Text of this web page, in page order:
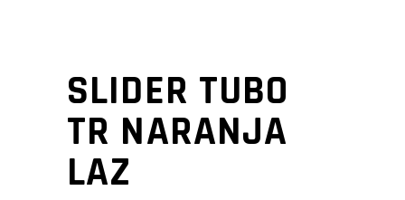
SLIDER TUBO
TR NARANJA
LAZ